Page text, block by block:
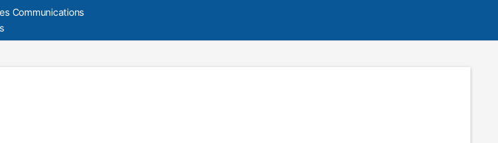
Communications